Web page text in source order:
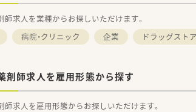
師求人を業種からお探しいただけます。
病院・クリニック 企業 ドラッグストア
剤師求人を雇用形態から探す
師求人を雇用形態からお探しいただけます。